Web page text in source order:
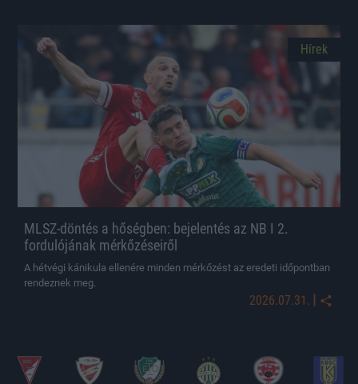
Hírek
MLSZ-döntés a hőségben: bejelentés az NB I 2.
fordulójának mérkőzéseiről
A hétvégi kánikula ellenére minden mérkőzést az eredeti időpontban
rendeznek meg.
2026.07.31. |